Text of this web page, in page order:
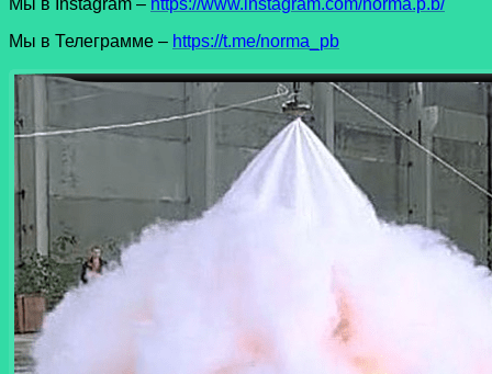
Мы в Instagram – https://www.instagram.com/norma.p.b/
Мы в Телеграмме – https://t.me/norma_pb